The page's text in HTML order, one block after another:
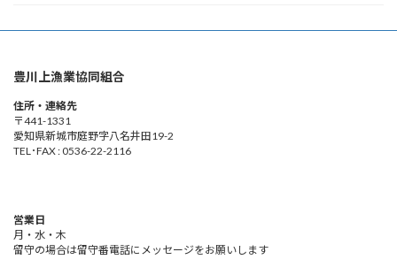
豊川上漁業協同組合
住所・連絡先
〒441-1331
愛知県新城市庭野字八名井田19-2
TEL･FAX : 0536-22-2116
営業日
月・水・木
留守の場合は留守番電話にメッセージをお願いします